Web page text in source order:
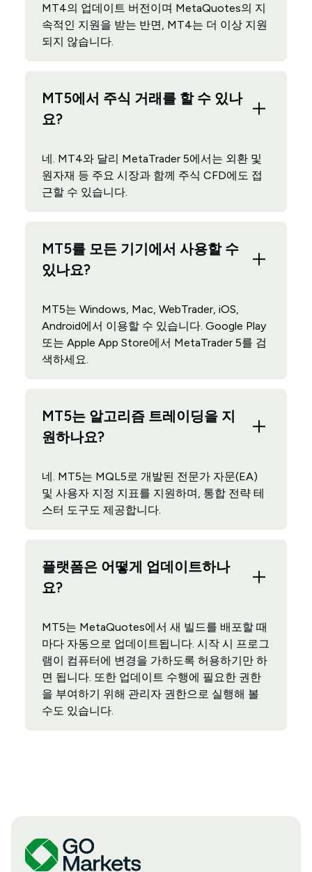
MT4의 업데이트 버전이며 MetaQuotes의 지
속적인 지원을 받는 반면, MT4는 더 이상 지원
되지 않습니다.
MT5에서 주식 거래를 할 수 있나
요?
네. MT4와 달리 MetaTrader 5에서는 외환 및
원자재 등 주요 시장과 함께 주식 CFD에도 접
근할 수 있습니다.
MT5를 모든 기기에서 사용할 수
있나요?
MT5는 Windows, Mac, WebTrader, iOS,
Android에서 이용할 수 있습니다. Google Play
또는 Apple App Store에서 MetaTrader 5를 검
색하세요.
MT5는 알고리즘 트레이딩을 지
원하나요?
네. MT5는 MQL5로 개발된 전문가 자문(EA)
및 사용자 지정 지표를 지원하며, 통합 전략 테
스터 도구도 제공합니다.
플랫폼은 어떻게 업데이트하나
요?
MT5는 MetaQuotes에서 새 빌드를 배포할 때
마다 자동으로 업데이트됩니다. 시작 시 프로그
램이 컴퓨터에 변경을 가하도록 허용하기만 하
면 됩니다. 또한 업데이트 수행에 필요한 권한
을 부여하기 위해 관리자 권한으로 실행해 볼
수도 있습니다.